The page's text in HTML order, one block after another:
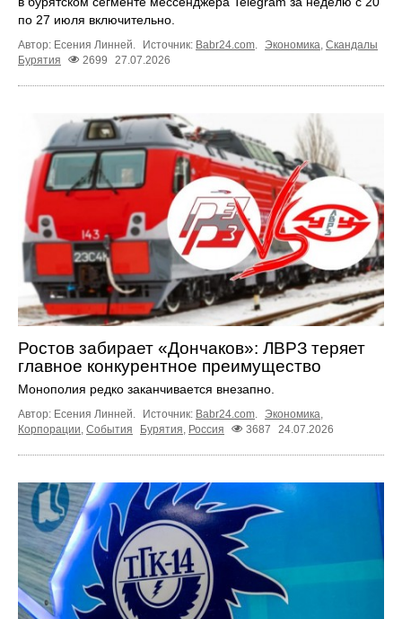
по 27 июля включительно.
Автор: Есения Линней. Источник: Babr24.com. Экономика, Скандалы
Бурятия
2699 27.07.2026
Ростов забирает «Дончаков»: ЛВРЗ теряет
главное конкурентное преимущество
Монополия редко заканчивается внезапно.
Автор: Есения Линней. Источник: Babr24.com. Экономика,
Корпорации, События Бурятия, Россия 3687 24.07.2026